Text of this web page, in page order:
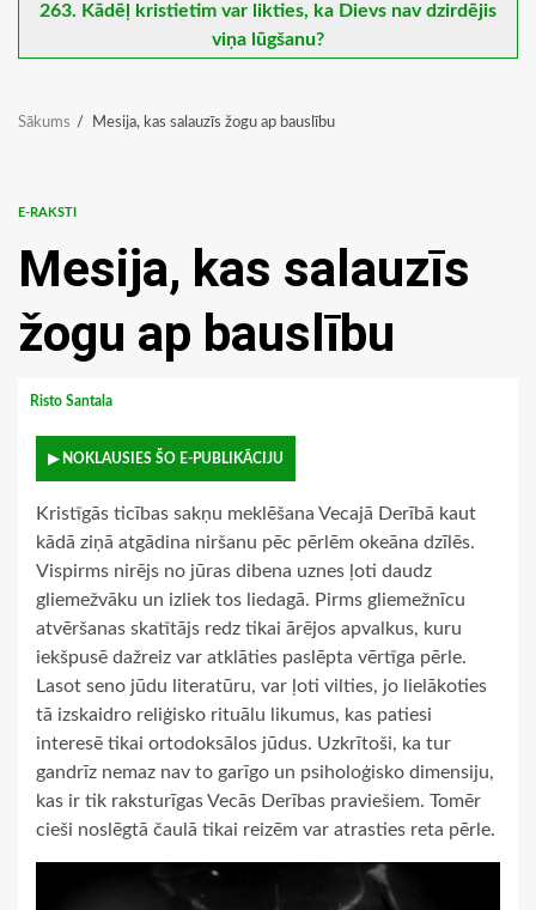
263. Kādēļ kristietim var likties, ka Dievs nav dzirdējis
viņa lūgšanu?
Sākums Mesija, kas salauzīs žogu ap bauslību
E-RAKSTI
Mesija, kas salauzīs
žogu ap bauslību
Risto Santala
▶ NOKLAUSIES ŠO E-PUBLIKĀCIJU
Kristīgās ticības sakņu meklēšana Vecajā Derībā kaut
kādā ziņā atgādina niršanu pēc pērlēm okeāna dzīlēs.
Vispirms nirējs no jūras dibena uznes ļoti daudz
gliemežvāku un izliek tos liedagā. Pirms gliemežnīcu
atvēršanas skatītājs redz tikai ārējos apvalkus, kuru
iekšpusē dažreiz var atklāties paslēpta vērtīga pērle.
Lasot seno jūdu literatūru, var ļoti vilties, jo lielākoties
tā izskaidro reliģisko rituālu likumus, kas patiesi
interesē tikai ortodoksālos jūdus. Uzkrītoši, ka tur
gandrīz nemaz nav to garīgo un psiholoģisko dimensiju,
kas ir tik raksturīgas Vecās Derības praviešiem. Tomēr
cieši noslēgtā čaulā tikai reizēm var atrasties reta pērle.